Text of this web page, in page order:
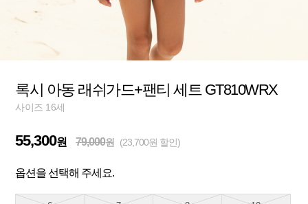
록시 아동 래쉬가드+팬티 세트 GT810WRX
사이즈 16세
55,300원 79,000원 (23,700원 할인)
옵션을 선택해 주세요.